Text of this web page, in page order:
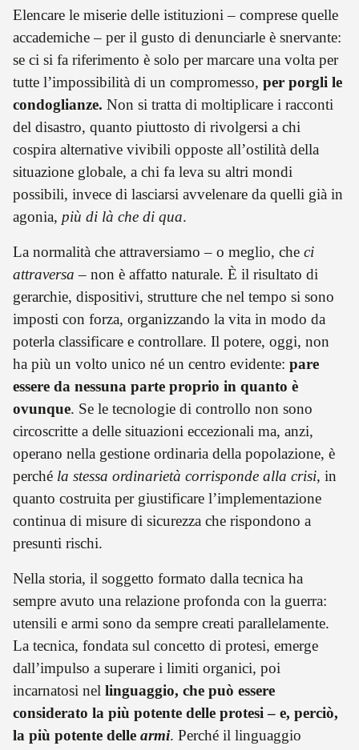
Elencare le miserie delle istituzioni – comprese quelle
accademiche – per il gusto di denunciarle è snervante:
se ci si fa riferimento è solo per marcare una volta per
tutte l’impossibilità di un compromesso, per porgli le
condoglianze. Non si tratta di moltiplicare i racconti
del disastro, quanto piuttosto di rivolgersi a chi
cospira alternative vivibili opposte all’ostilità della
situazione globale, a chi fa leva su altri mondi
possibili, invece di lasciarsi avvelenare da quelli già in
agonia, più di là che di qua.
La normalità che attraversiamo – o meglio, che ci
attraversa – non è affatto naturale. È il risultato di
gerarchie, dispositivi, strutture che nel tempo si sono
imposti con forza, organizzando la vita in modo da
poterla classificare e controllare. Il potere, oggi, non
ha più un volto unico né un centro evidente: pare
essere da nessuna parte proprio in quanto è
ovunque. Se le tecnologie di controllo non sono
circoscritte a delle situazioni eccezionali ma, anzi,
operano nella gestione ordinaria della popolazione, è
perché la stessa ordinarietà corrisponde alla crisi, in
quanto costruita per giustificare l’implementazione
continua di misure di sicurezza che rispondono a
presunti rischi.
Nella storia, il soggetto formato dalla tecnica ha
sempre avuto una relazione profonda con la guerra:
utensili e armi sono da sempre creati parallelamente.
La tecnica, fondata sul concetto di protesi, emerge
dall’impulso a superare i limiti organici, poi
incarnatosi nel linguaggio, che può essere
considerato la più potente delle protesi – e, perciò,
la più potente delle armi. Perché il linguaggio